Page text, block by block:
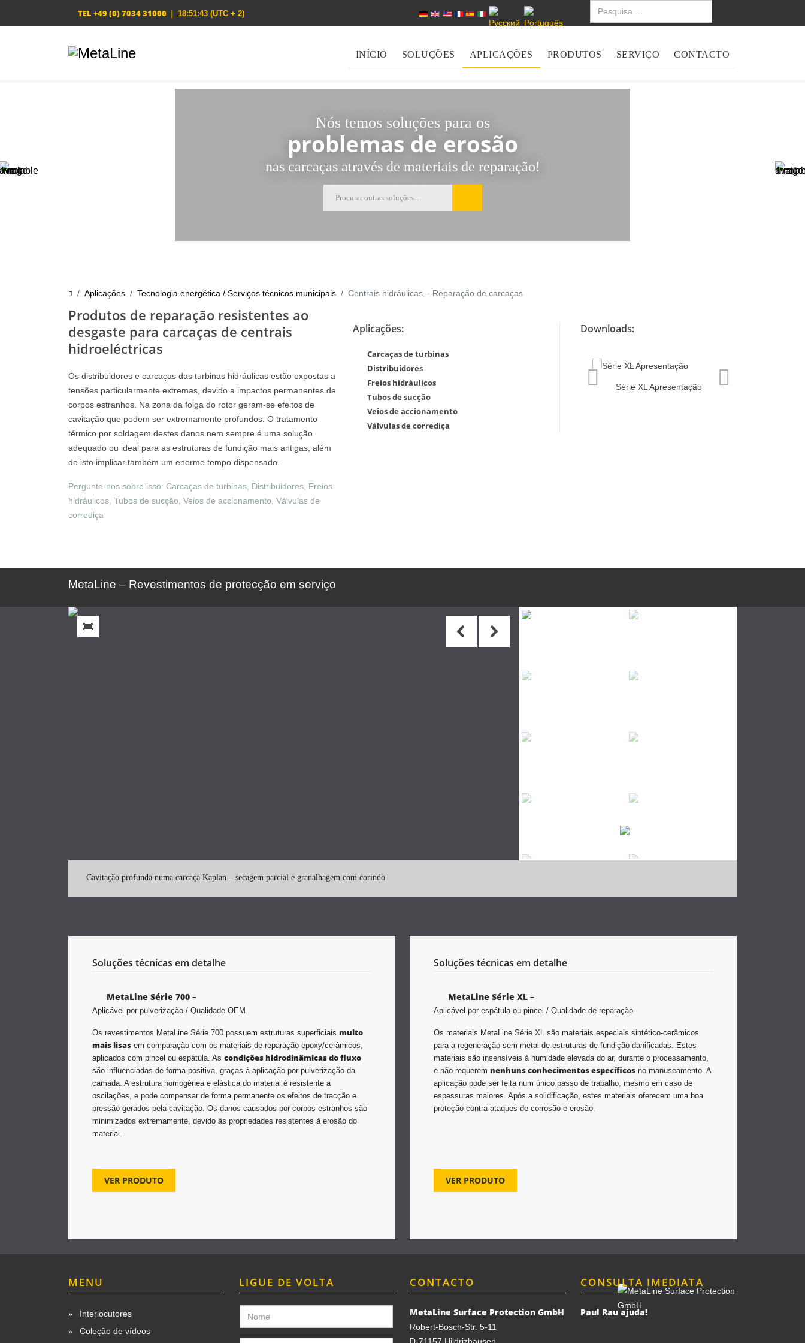
TEL +49 (0) 7034 31000 | 18:51:44 (UTC + 2)
Escolha o seu idioma
INÍCIO SOLUÇÕES APLICAÇÕES PRODUTOS SERVIÇO CONTACTO
Nós temos soluções para os
problemas de erosão
nas carcaças através de materiais de reparação!
Aplicações Tecnologia energética / Serviços técnicos municipais Centrais hidráulicas – Reparação de carcaças
Produtos de reparação resistentes ao
desgaste para carcaças de centrais
hidroeléctricas
Os distribuidores e carcaças das turbinas hidráulicas estão expostas a
tensões particularmente extremas, devido a impactos permanentes de
corpos estranhos. Na zona da folga do rotor geram-se efeitos de
cavitação que podem ser extremamente profundos. O tratamento
térmico por soldagem destes danos nem sempre é uma solução
adequado ou ideal para as estruturas de fundição mais antigas, além
de isto implicar também um enorme tempo dispensado.
Pergunte-nos sobre isso: Carcaças de turbinas, Distribuidores, Freios
hidráulicos, Tubos de sucção, Veios de accionamento, Válvulas de
corrediça
Aplicações:
Carcaças de turbinas
Distribuidores
Freios hidráulicos
Tubos de sucção
Veios de accionamento
Válvulas de corrediça
Downloads:
Kaplan Runners: Effective wear
protection for hydropower plants
Série XL Apresentação
MetaLine – Revestimentos de protecção em serviço
Cavitação profunda numa carcaça Kaplan – secagem parcial e granalhagem com corindo
Soluções técnicas em detalhe
MetaLine Série 700 –
Aplicável por pulverização / Qualidade OEM
Os revestimentos MetaLine Série 700 possuem estruturas superficiais muito
mais lisas em comparação com os materiais de reparação epoxy/cerâmicos,
aplicados com pincel ou espátula. As condições hidrodinâmicas do fluxo
são influenciadas de forma positiva, graças à aplicação por pulverização da
camada. A estrutura homogénea e elástica do material é resistente a
oscilações, e pode compensar de forma permanente os efeitos de tracção e
pressão gerados pela cavitação. Os danos causados por corpos estranhos são
minimizados extremamente, devido às propriedades resistentes à erosão do
material.
VER PRODUTO
Soluções técnicas em detalhe
MetaLine Série XL –
Aplicável por espátula ou pincel / Qualidade de reparação
Os materiais MetaLine Série XL são materiais especiais sintético-cerâmicos
para a regeneração sem metal de estruturas de fundição danificadas. Estes
materiais são insensíveis à humidade elevada do ar, durante o processamento,
e não requerem nenhuns conhecimentos específicos no manuseamento. A
aplicação pode ser feita num único passo de trabalho, mesmo em caso de
espessuras maiores. Após a solidificação, estes materiais oferecem uma boa
proteção contra ataques de corrosão e erosão.
VER PRODUTO
MENU
Interlocutores
Coleção de vídeos
LIGUE DE VOLTA CONTACTO
MetaLine Surface Protection GmbH
Robert-Bosch-Str. 5-11
D-71157 Hildrizhausen
CONSULTA IMEDIATA
Paul Rau ajuda!